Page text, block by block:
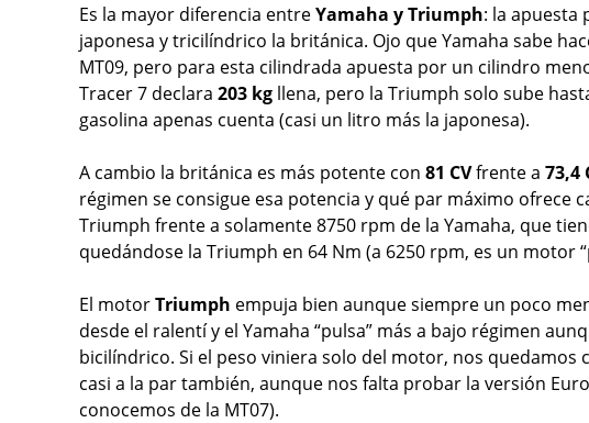
Es la mayor diferencia entreYamaha y Triumph: la apuesta
japonesa y tricilíndrico la británica. Ojo que Yamaha sabe
MT09, pero para esta cilindrada apuesta por un cilindro
Tracer 7 declara 203 kg llena, pero la Triumph solo sube
gasolina apenas cuenta (casi un litro más la japonesa).
A cambio la británica es más potente con 81 CVfrente a 73,4
régimen se consigue esa potencia y qué par máximo ofrece
Triumph frente a solamente 8750 rpm de la Yamaha, que
quedándose la Triumph en 64 Nm (a 6250 rpm, es un motor
El motorTriumph empuja bien aunque siempre un poco
desde el ralentí y el Yamaha “pulsa” más a bajo régimen
bicilíndrico. Si el peso viniera solo del motor, nos quedamos
casi a la par también, aunque nos falta probar la versión
conocemos de la MT07).